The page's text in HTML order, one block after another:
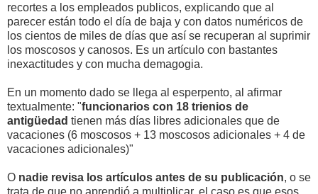
recortes a los empleados publicos, explicando que al
parecer están todo el día de baja y con datos numéricos de
los cientos de miles de días que así se recuperan al suprimir
los moscosos y canosos. Es un artículo con bastantes
inexactitudes y con mucha demagogia.
En un momento dado se llega al esperpento, al afirmar
textualmente: "funcionarios con 18 trienios de
antigüedad tienen más días libres adicionales que de
vacaciones (6 moscosos + 13 moscosos adicionales + 4 de
vacaciones adicionales)"
O nadie revisa los artículos antes de su publicación, o se
trata de que no aprendió a multiplicar, el caso es que esos